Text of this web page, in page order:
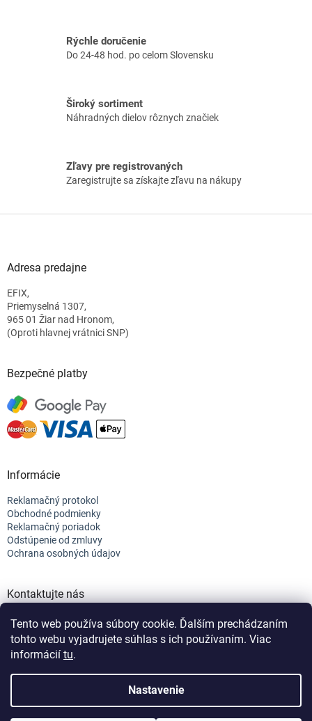
Tento web používa súbory cookie. Ďalším prechádzaním
tohto webu vyjadrujete súhlas s ich používaním. Viac
informácií tu.
Nastavenie
k
p
i
Rýchle doručenie
Do 24-48 hod. po celom Slovensku
Široký sortiment
Náhradných dielov rôznych značiek
Zľavy pre registrovaných
Zaregistrujte sa získajte zľavu na nákupy
Adresa predajne
EFIX,
Priemyselná 1307,
965 01 Žiar nad Hronom,
(Oproti hlavnej vrátnici SNP)
Bezpečné platby
Informácie
Reklamačný protokol
Obchodné podmienky
Reklamačný poriadok
Odstúpenie od zmluvy
Ochrana osobných údajov
Kontaktujte nás
+421 944 682 154
info@efix.top